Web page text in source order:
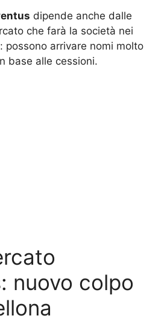
dipende anche dalle
che farà la società nei
possono arrivare nomi molto
base alle cessioni.
nuovo colpo